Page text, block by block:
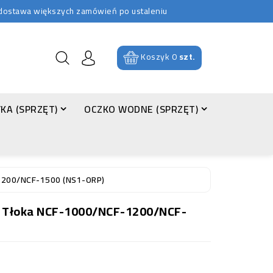
większych zamówień po ustaleniu
Koszyk0szt.
(SPRZĘT)
OCZKO WODNE (SPRZĘT)
NCF-1500 (NS1-ORP)
NCF-1000/NCF-1200/NCF-